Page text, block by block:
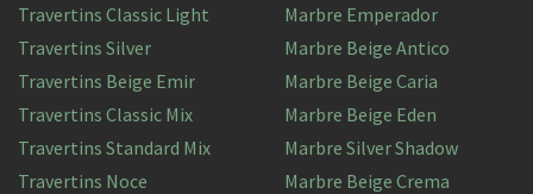
Travertins Classic Light
Travertins Silver
Travertins Beige Emir
Travertins Classic Mix
Travertins Standard Mix
Travertins Noce
Marbre Emperador
Marbre Beige Antico
Marbre Beige Caria
Marbre Beige Eden
Marbre Silver Shadow
Marbre Beige Crema